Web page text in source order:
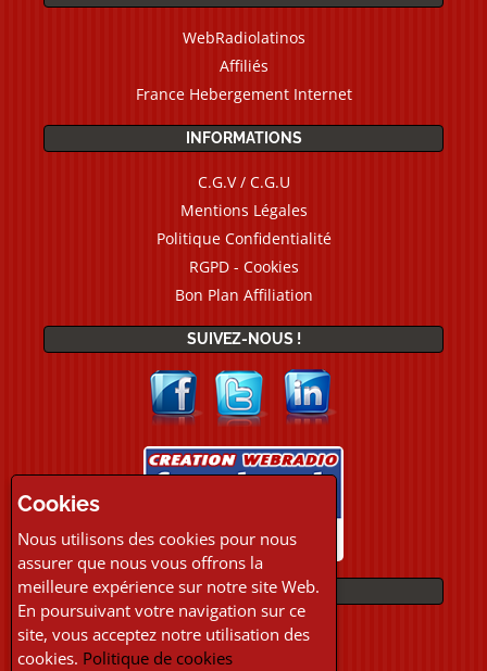
WebRadiolatinos
Affiliés
France Hebergement Internet
INFORMATIONS
C.G.V / C.G.U
Mentions Légales
Politique Confidentialité
RGPD - Cookies
Bon Plan Affiliation
SUIVEZ-NOUS !
PAIEMENTS
Cookies
Nous utilisons des cookies pour nous
assurer que nous vous offrons la
meilleure expérience sur notre site Web.
En poursuivant votre navigation sur ce
site, vous acceptez notre utilisation des
cookies. Politique de cookies